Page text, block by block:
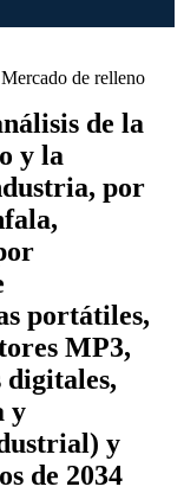
Mercado de relleno
de la
y la
por
portátiles,
MP3,
digitales,
y
y
de 2034